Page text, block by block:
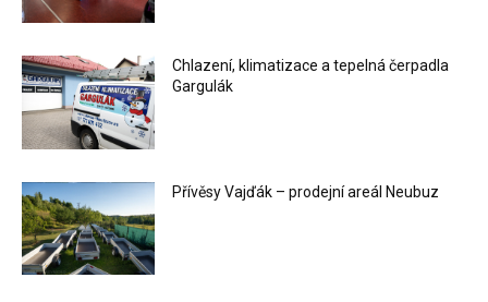
Chlazení, klimatizace a tepelná čerpadla
Gargulák
Přívěsy Vajďák – prodejní areál Neubuz